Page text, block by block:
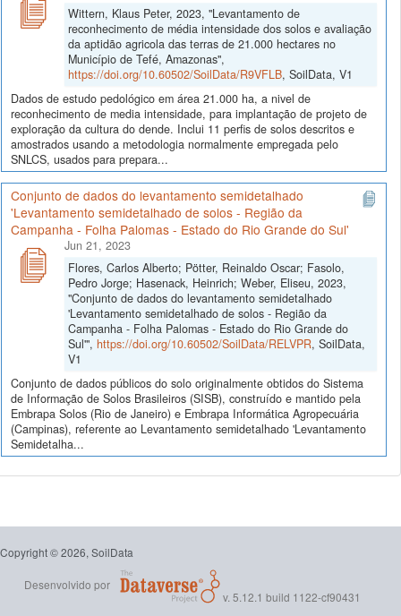
Wittern, Klaus Peter, 2023, "Levantamento de
reconhecimento de média intensidade dos solos e avaliação
da aptidão agricola das terras de 21.000 hectares no
Município de Tefé, Amazonas",
https://doi.org/10.60502/SoilData/R9VFLB, SoilData, V1
Dados de estudo pedológico em área 21.000 ha, a nivel de
reconhecimento de media intensidade, para implantação de projeto de
exploração da cultura do dende. Inclui 11 perfis de solos descritos e
amostrados usando a metodologia normalmente empregada pelo
SNLCS, usados para prepara...
Conjunto de dados do levantamento semidetalhado
'Levantamento semidetalhado de solos - Região da
Campanha - Folha Palomas - Estado do Rio Grande do Sul'
Jun 21, 2023
Flores, Carlos Alberto; Pötter, Reinaldo Oscar; Fasolo,
Pedro Jorge; Hasenack, Heinrich; Weber, Eliseu, 2023,
"Conjunto de dados do levantamento semidetalhado
'Levantamento semidetalhado de solos - Região da
Campanha - Folha Palomas - Estado do Rio Grande do
Sul'", https://doi.org/10.60502/SoilData/RELVPR, SoilData,
V1
Conjunto de dados públicos do solo originalmente obtidos do Sistema
de Informação de Solos Brasileiros (SISB), construído e mantido pela
Embrapa Solos (Rio de Janeiro) e Embrapa Informática Agropecuária
(Campinas), referente ao Levantamento semidetalhado 'Levantamento
Semidetalha...
Copyright © 2026, SoilData
Desenvolvido por
v. 5.12.1 build 1122-cf90431